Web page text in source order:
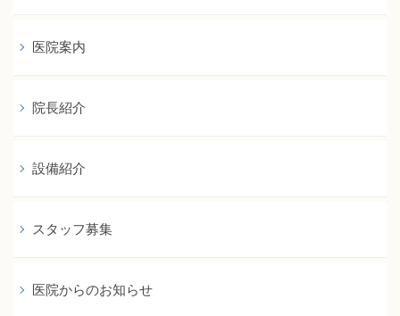
医院案内
院長紹介
設備紹介
スタッフ募集
医院からのお知らせ